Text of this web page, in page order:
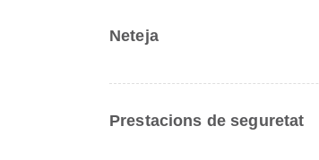
Neteja
Prestacions de seguretat